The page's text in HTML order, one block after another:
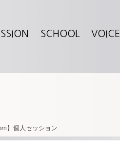
SCHOOL VOICE
】個人セッション